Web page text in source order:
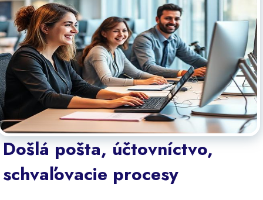
Došlá pošta, účtovníctvo,
schvaľovacie procesy